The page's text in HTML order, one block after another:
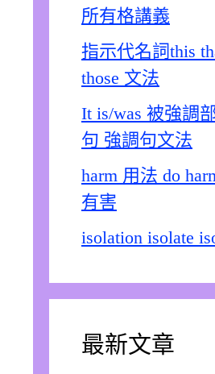
所有格講義
指示代名詞this
those 文法
It is/was 被強調
句 強調句文法
harm 用法 do
有害
isolation isolate
最新文章